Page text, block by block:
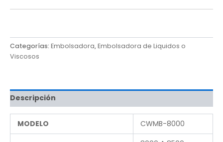
Categorías: Embolsadora,Embolsadora de Liquidos o
Viscosos
Descripción
MODELO CWMB-8000